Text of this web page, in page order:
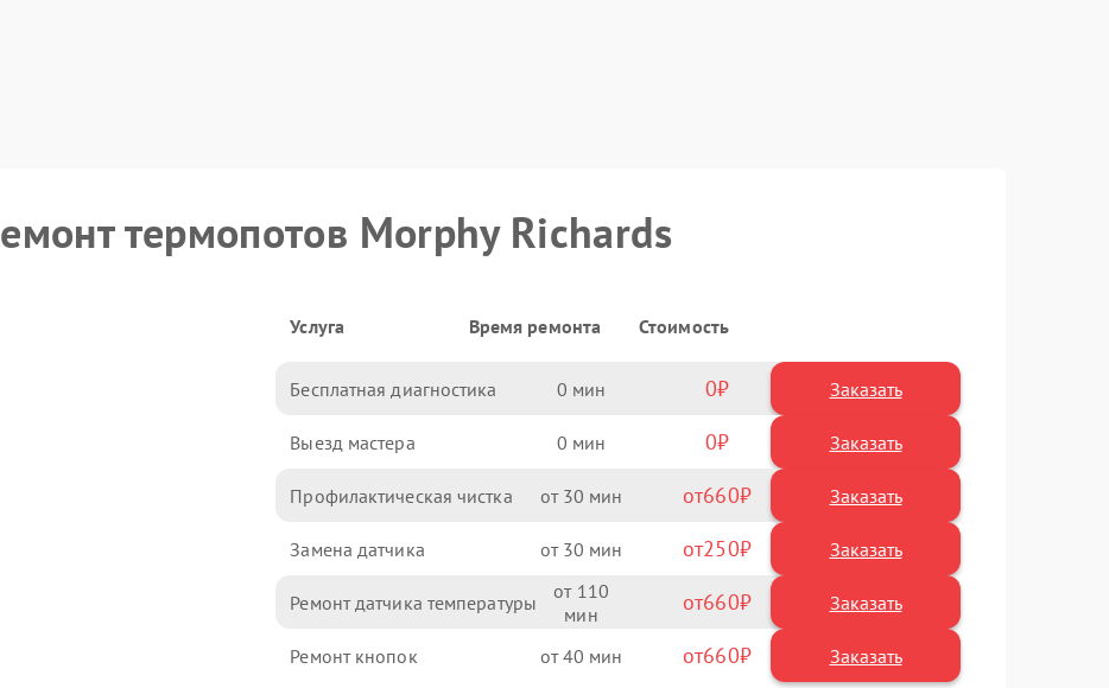
термопотов Morphy Richards
Услуга Время ремонта Стоимость
Бесплатная диагностика 0 0 Заказать
Выезд мастера 0 0 Заказать
Профилактическая чистка 30 660
Замена датчика 30 250
Ремонт датчика температуры 110 660
Ремонт кнопок 40 660